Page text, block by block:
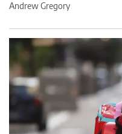
Andrew Gregory